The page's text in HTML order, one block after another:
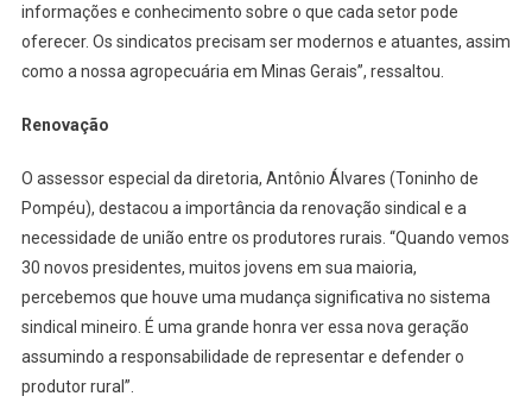
informações e conhecimento sobre o que cada setor pode
oferecer. Os sindicatos precisam ser modernos e atuantes, assim
como a nossa agropecuária em Minas Gerais”, ressaltou.
Renovação
O assessor especial da diretoria, Antônio Álvares (Toninho de
Pompéu), destacou a importância da renovação sindical e a
necessidade de união entre os produtores rurais. “Quando vemos
30 novos presidentes, muitos jovens em sua maioria,
percebemos que houve uma mudança significativa no sistema
sindical mineiro. É uma grande honra ver essa nova geração
assumindo a responsabilidade de representar e defender o
produtor rural”.